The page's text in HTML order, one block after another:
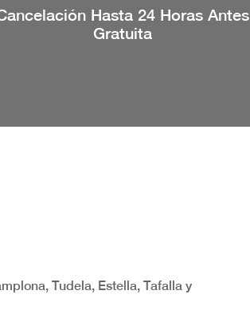
Hasta 24 Horas Antes
Gratuita
Tudela, Estella, Tafalla y